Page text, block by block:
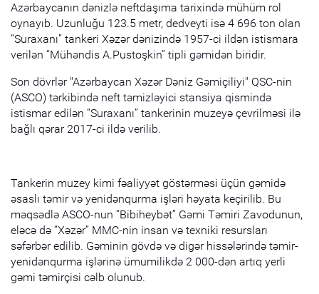
Azərbaycanın dənizlə neftdaşıma tarixində mühüm rol
oynayıb. Uzunluğu 123.5 metr, dedveyti isə 4 696 ton olan
“Suraxanı” tankeri Xəzər dənizində 1957-ci ildən istismara
verilən “Mühəndis A.Pustoşkin” tipli gəmidən biridir.
Son dövrlər "Azərbaycan Xəzər Dəniz Gəmiçiliyi" QSC-nin
(ASCO) tərkibində neft təmizləyici stansiya qismində
istismar edilən “Suraxanı” tankerinin muzeyə çevrilməsi ilə
bağlı qərar 2017-ci ildə verilib.
Tankerin muzey kimi fəaliyyət göstərməsi üçün gəmidə
əsaslı təmir və yenidənqurma işləri həyata keçirilib. Bu
məqsədlə ASCO-nun “Bibiheybət” Gəmi Təmiri Zavodunun,
eləcə də “Xəzər” MMC-nin insan və texniki resursları
səfərbər edilib. Gəminin gövdə və digər hissələrində təmir-
yenidənqurma işlərinə ümumilikdə 2 000-dən artıq yerli
gəmi təmirçisi cəlb olunub.